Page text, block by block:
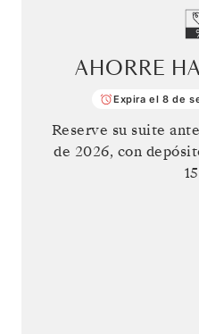
AHORRE
Expira el 8 de
Reserve su suite
de 2026, con